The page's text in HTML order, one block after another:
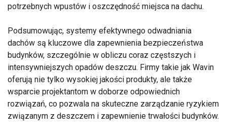
potrzebnych wpustów i oszczędność miejsca na dachu.
Podsumowując, systemy efektywnego odwadniania
dachów są kluczowe dla zapewnienia bezpieczeństwa
budynków, szczególnie w obliczu coraz częstszych i
intensywniejszych opadów deszczu. Firmy takie jak Wavin
oferują nie tylko wysokiej jakości produkty, ale także
wsparcie projektantom w doborze odpowiednich
rozwiązań, co pozwala na skuteczne zarządzanie ryzykiem
związanym z deszczem i zapewnienie trwałości budynków.